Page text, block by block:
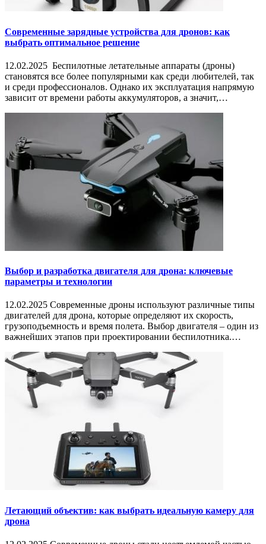
Современные зарядные устройства для дронов: как
выбрать оптимальное решение
12.02.2025 Беспилотные летательные аппараты (дроны)
становятся все более популярными как среди любителей, так
и среди профессионалов. Однако их эксплуатация напрямую
зависит от времени работы аккумуляторов, а значит,…
Выбор и разработка двигателя для дрона: ключевые
параметры и технологии
12.02.2025 Современные дроны используют различные типы
двигателей для дрона, которые определяют их скорость,
грузоподъемность и время полета. Выбор двигателя – один из
важнейших этапов при проектировании беспилотника.…
Летающий объектив: как выбрать идеальную камеру для
дрона